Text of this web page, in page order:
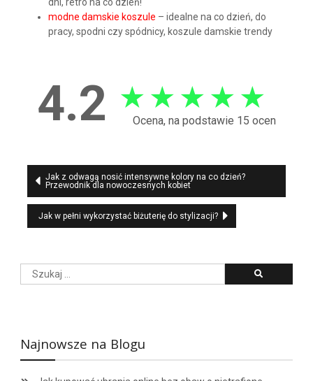
modne damskie koszule – idealne na co dzień, do
pracy, spodni czy spódnicy, koszule damskie trendy
4.2 ★ ★ ★ ★ ★
Ocena, na podstawie 15 ocen
Nawigacja
wpisu
Jak z odwagą nosić intensywne kolory na co dzień?
Przewodnik dla nowoczesnych kobiet
Jak w pełni wykorzystać biżuterię do stylizacji?
Szukaj:
Najnowsze na Blogu